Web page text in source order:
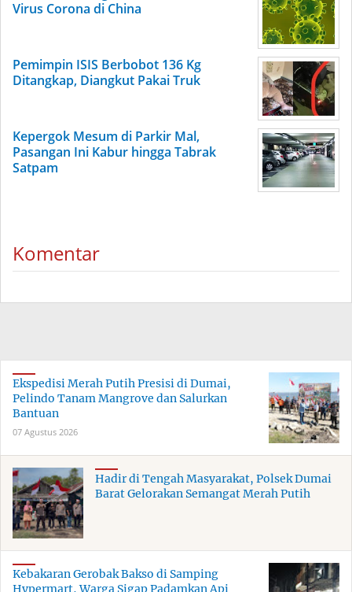
Virus Corona di China
Pemimpin ISIS Berbobot 136 Kg
Ditangkap, Diangkut Pakai Truk
Kepergok Mesum di Parkir Mal,
Pasangan Ini Kabur hingga Tabrak
Satpam
Komentar
Ekspedisi Merah Putih Presisi di Dumai,
Pelindo Tanam Mangrove dan Salurkan
Bantuan
07 Agustus 2026
Hadir di Tengah Masyarakat, Polsek Dumai
Barat Gelorakan Semangat Merah Putih
Kebakaran Gerobak Bakso di Samping
Hypermart, Warga Sigap Padamkan Api